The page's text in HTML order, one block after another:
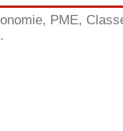
PME,